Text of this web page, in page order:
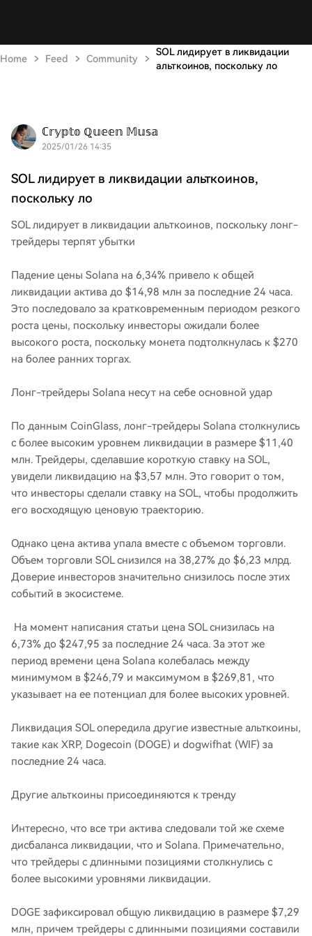
Home Feed Community
SOL лидирует в ликвидации
альткоинов, поскольку ло
ℂ𝕣𝕪𝕡𝕥𝕠 ℚ𝕦𝕖𝕖𝕟 𝕄𝕦𝕤𝕒
2025/01/26 14:35
SOL лидирует в ликвидации альткоинов,
поскольку ло
SOL лидирует в ликвидации альткоинов, поскольку лонг-
трейдеры терпят убытки
Падение цены Solana на 6,34% привело к общей
ликвидации актива до $14,98 млн за последние 24 часа.
Это последовало за кратковременным периодом резкого
роста цены, поскольку инвесторы ожидали более
высокого роста, поскольку монета подтолкнулась к $270
на более ранних торгах.
Лонг-трейдеры Solana несут на себе основной удар
По данным CoinGlass, лонг-трейдеры Solana столкнулись
с более высоким уровнем ликвидации в размере $11,40
млн. Трейдеры, сделавшие короткую ставку на SOL,
увидели ликвидацию на $3,57 млн. Это говорит о том,
что инвесторы сделали ставку на SOL, чтобы продолжить
его восходящую ценовую траекторию.
Однако цена актива упала вместе с объемом торговли.
Объем торговли SOL снизился на 38,27% до $6,23 млрд.
Доверие инвесторов значительно снизилось после этих
событий в экосистеме.
На момент написания статьи цена SOL снизилась на
6,73% до $247,95 за последние 24 часа. За этот же
период времени цена Solana колебалась между
минимумом в $246,79 и максимумом в $269,81, что
указывает на ее потенциал для более высоких уровней.
Ликвидация SOL опередила другие известные альткоины,
такие как XRP, Dogecoin (DOGE) и dogwifhat (WIF) за
последние 24 часа.
Другие альткоины присоединяются к тренду
Интересно, что все три актива следовали той же схеме
дисбаланса ликвидации, что и Solana. Примечательно,
что трейдеры с длинными позициями столкнулись с
более высокими уровнями ликвидации.
DOGE зафиксировал общую ликвидацию в размере $7,29
млн, причем трейдеры с длинными позициями составили